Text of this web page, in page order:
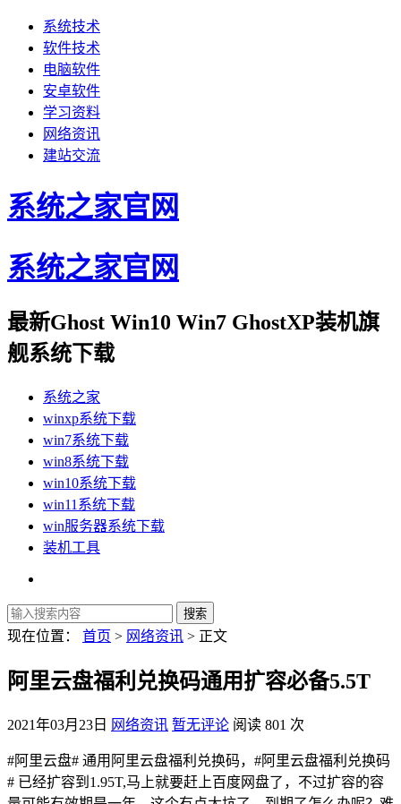
系统技术
软件技术
电脑软件
安卓软件
学习资料
网络资讯
建站交流
系统之家官网
系统之家官网
最新Ghost Win10 Win7 GhostXP装机旗
舰系统下载
系统之家
winxp系统下载
win7系统下载
win8系统下载
win10系统下载
win11系统下载
win服务器系统下载
装机工具
现在位置： 首页 > 网络资讯 > 正文
阿里云盘福利兑换码通用扩容必备5.5T
2021年03月23日 网络资讯 暂无评论 阅读 801 次
#阿里云盘# 通用阿里云盘福利兑换码，#阿里云盘福利兑换码
# 已经扩容到1.95T,马上就要赶上百度网盘了，不过扩容的容